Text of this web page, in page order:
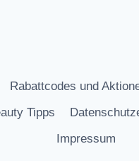
Rabattcodes und
Tipps
Impressum